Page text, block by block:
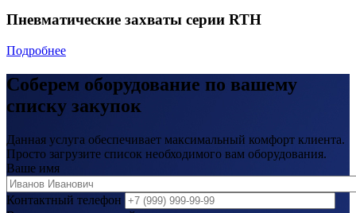
Пневматические захваты серии RTH
Подробнее
Соберем оборудование по вашему
списку закупок
Данная услуга обеспечивает максимальный комфорт клиента.
Просто загрузите список необходимого вам оборудования.
Ваше имя
Контактный телефон